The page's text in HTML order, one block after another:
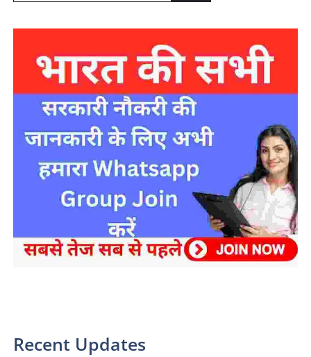
Recent Updates